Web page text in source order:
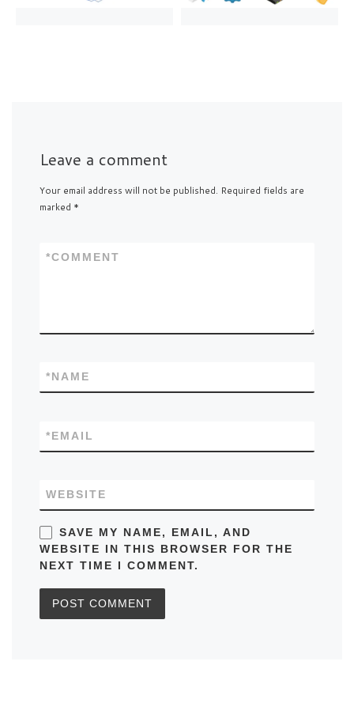
Leave a comment
Your email address will not be published. Required fields are
marked *
COMMENT
*
NAME
*
EMAIL
*
WEBSITE
SAVE MY NAME, EMAIL, AND
WEBSITE IN THIS BROWSER FOR THE
NEXT TIME I COMMENT.